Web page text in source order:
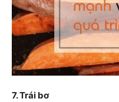
7. Trái bơ